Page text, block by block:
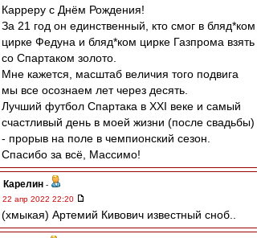
Карреру с Днём Рождения!
За 21 год он единственный, кто смог в бляд*ком
цирке Федуна и бляд*ком цирке Газпрома взять
со Спартаком золото.
Мне кажется, масштаб величия того подвига
мы все осознаем лет через десять.
Лучший футбол Спартака в XXI веке и самый
счастливый день в моей жизни (после свадьбы)
- прорыв на поле в чемпионский сезон.
Спасибо за всё, Массимо!
Карелин -
22 апр 2022 22:20
(хмыкая) Артемий Кивович известный сноб..